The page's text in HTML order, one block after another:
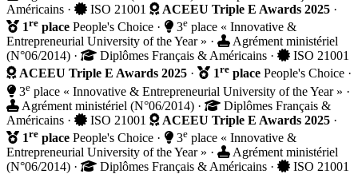
Américains · ISO 21001 ACEEU Triple E Awards 2025 ·
1re place People's Choice · 3e place « Innovative &
Entrepreneurial University of the Year » ·
Agrément ministériel
(N°06/2014) · Diplômes Français & Américains ·
ISO 21001
ACEEU Triple E Awards 2025 · 1re place People's Choice ·
3e place « Innovative & Entrepreneurial University of the Year » ·
Agrément ministériel (N°06/2014) ·
Diplômes Français &
Américains · ISO 21001 ACEEU Triple E Awards 2025 ·
1re place People's Choice · 3e place « Innovative &
Entrepreneurial University of the Year » ·
Agrément ministériel
(N°06/2014) · Diplômes Français & Américains ·
ISO 21001